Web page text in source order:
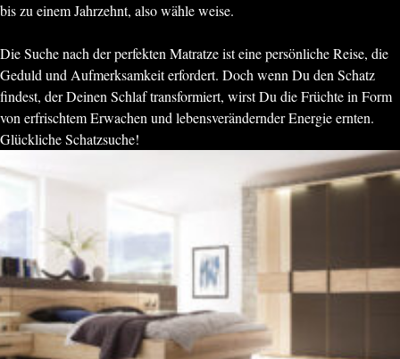
bis zu einem Jahrzehnt, also wähle weise.
Die Suche nach der perfekten Matratze ist eine persönliche Reise, die
Geduld und Aufmerksamkeit erfordert. Doch wenn Du den Schatz
findest, der Deinen Schlaf transformiert, wirst Du die Früchte in Form
von erfrischtem Erwachen und lebensverändernder Energie ernten.
Glückliche Schatzsuche!